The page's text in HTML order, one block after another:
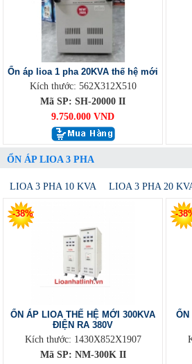
Ổn áp lioa 1 pha 20KVA thế hệ mới
Kích thước: 562X312X510
Mã SP: SH-20000 II
9.750.000 VND
ỔN ÁP LIOA 3 PHA
LIOA 3 PHA 10 KVA LIOA 3 PHA 20
-38%
ỔN ÁP LIOA THẾ HỆ MỚI 300KVA
ĐIỆN RA 380V
Kích thước: 1430X852X1907
Mã SP: NM-300K II
-
ỔN